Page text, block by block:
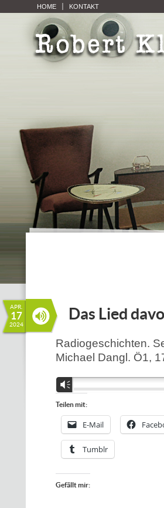
HOME KONTAKT
APR.
17
2024
Das Lied
Radiogeschichten.
Michael Dangl. Ö1,
Audio-
Player
Vm
Teilen mit:
E-Mail
Tumblr
Gefällt mir: